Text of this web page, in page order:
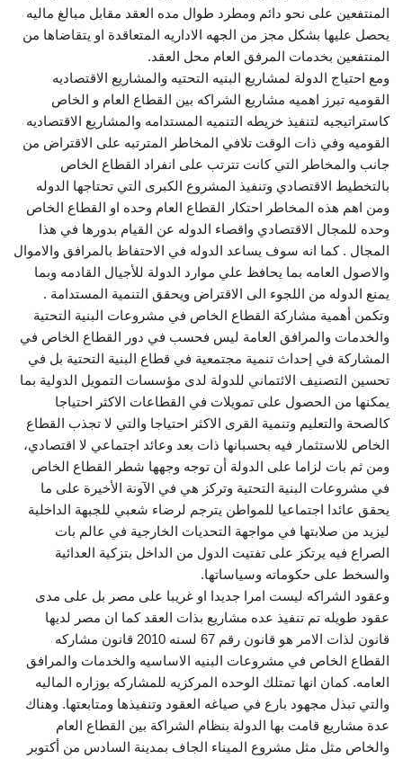
المنتفعين على نحو دائم ومطرد طوال مده العقد مقابل مبالغ ماليه
يحصل عليها بشكل مجز من الجهه الاداريه المتعاقدة او يتقاضاها من
المنتفعين بخدمات المرفق العام محل العقد.
ومع احتياج الدولة لمشاريع البنيه التحتيه والمشاريع الاقتصاديه
القوميه تبرز اهميه مشاريع الشراكه بين القطاع العام و الخاص
كاستراتيجيه لتنفيذ خريطه التنميه المستدامه والمشاريع الاقتصاديه
القوميه وفي ذات الوقت تلافي المخاطر المترتبه على الاقتراض من
جانب والمخاطر التي كانت تترتب على انفراد القطاع الخاص
بالتخطيط الاقتصادي وتنفيذ المشروع الكبرى التي تحتاجها الدوله
ومن اهم هذه المخاطر احتكار القطاع العام وحده او القطاع الخاص
وحده للمجال الاقتصادي واقصاء الدوله عن القيام بدورها في هذا
المجال . كما انه سوف يساعد الدوله في الاحتفاظ بالمرافق والاموال
والاصول العامه بما يحافظ علي موارد الدولة للأجيال القادمه وبما
يمنع الدوله من اللجوء الى الاقتراض ويحقق التنمية المستدامة .
وتكمن أهمية مشاركة القطاع الخاص في مشروعات البنية التحتية
والخدمات والمرافق العامة ليس فحسب في دور القطاع الخاص في
المشاركة في إحداث تنمية مجتمعية في قطاع البنية التحتية بل في
تحسين التصنيف الائتماني للدولة لدى مؤسسات التمويل الدولية بما
يمكنها من الحصول على تمويلات في القطاعات الاكثر احتياجا
كالصحة والتعليم وتنمية القرى الاكثر احتياجا والتي لا تجذب القطاع
الخاص للاستثمار فيه بحسبانها ذات بعد وعائد اجتماعي لا اقتصادي،
ومن ثم بات لزاما على الدولة أن توجه وجهها شطر القطاع الخاص
في مشروعات البنية التحتية وتركز هي في الآونة الأخيرة على ما
يحقق عائدا اجتماعيا للمواطن يترجم لرضاء شعبي للجبهة الداخلية
ليزيد من صلابتها في مواجهة التحديات الخارجية في عالم بات
الصراع فيه يرتكز على تفتيت الدول من الداخل بتزكية العدائية
والسخط على حكوماته وسياساتها.
وعقود الشراكه ليست امرا جديدا او غريبا على مصر بل على مدى
عقود طويله تم تنفيذ عده مشاريع بذات العقد كما ان مصر لديها
قانون لذات الامر هو قانون رقم 67 لسنه 2010 قانون مشاركه
القطاع الخاص في مشروعات البنيه الاساسيه والخدمات والمرافق
العامه. كمان انها تمتلك الوحده المركزيه للمشاركه بوزاره الماليه
والتي تبذل مجهود بارع في صياغه العقود وتنفيذها ومتابعتها. وهناك
عدة مشاريع قامت بها الدولة بنظام الشراكة بين القطاع العام
والخاص مثل مثل مشروع الميناء الجاف بمدينة السادس من أكتوبر